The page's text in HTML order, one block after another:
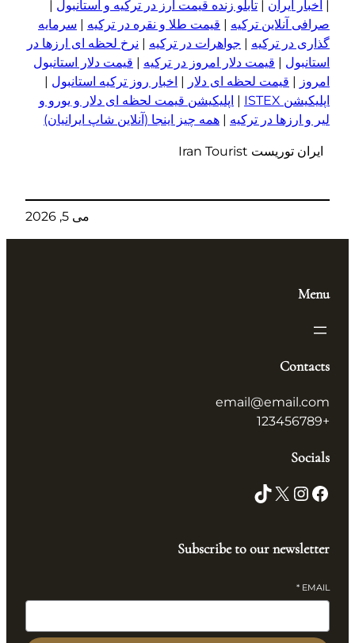
| اخبار ایران | تابلو زنده قیمت ارز در ترکیه و استانبول |
صرافی آنلاین ترکیه | قیمت طلا و نقره در ترکیه | سرمایه
گذاری در ترکیه | جواهرات در ترکیه | نرخ لحظه ای ارزها در
استانبول | قیمت دلار امروز در ترکیه | قیمت دلار استانبول
امروز | قیمت لحظه ای دلار | اخبار روز ترکیه استانبول |
اپلیکیشن ISTEX
| اپلیکیشن قیمت لحظه ای دلار و یورو و
لیر و ار زها در ترکیه | همه چیز اینجا (آنلاین شاپ ایرانیان)
ایران توریست Iran Tourist
می 5, 2026
Menu
Contacts
email@email.com
+123456789
Socials
Facebook
Instagram
X
TikTok
Subscribe to our newsletter
EMAIL
*